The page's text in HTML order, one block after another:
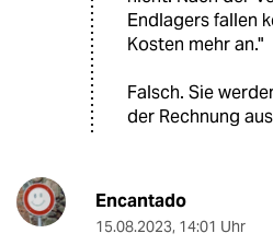
Endlagers fallen
Kosten mehr an."
Falsch. Sie
der Rechnung
Encantado
15.08.2023, 14:01 Uhr